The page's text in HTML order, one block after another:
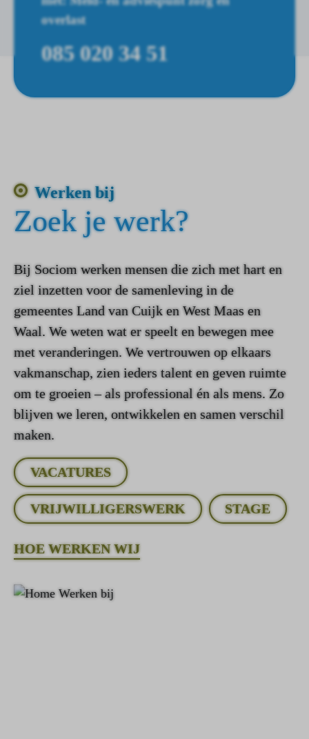
overlast
085 020 34 51
Werken bij
Zoek je werk?
Bij Sociom werken mensen die zich met hart en
ziel inzetten voor de samenleving in de
gemeentes Land van Cuijk en West Maas en
Waal. We weten wat er speelt en bewegen mee
met veranderingen. We vertrouwen op elkaars
vakmanschap, zien ieders talent en geven ruimte
om te groeien – als professional én als mens. Zo
blijven we leren, ontwikkelen en samen verschil
maken.
VACATURES
VRIJWILLIGERSWERK STAGE
HOE WERKEN WIJ